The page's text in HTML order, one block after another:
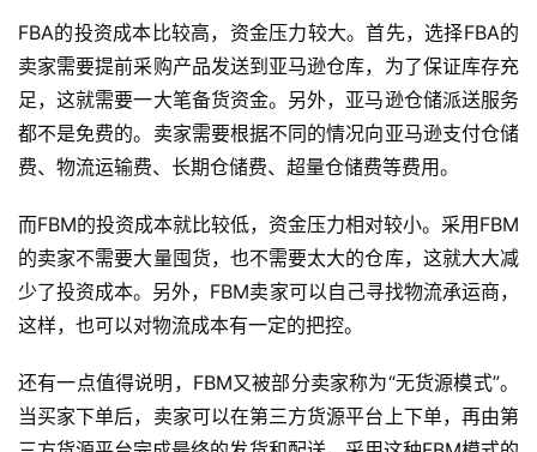
页
全
球
店
FBA的投资成本比较高，资金压力较大。首先，选择FBA的
卖家需要提前采购产品发送到亚马逊仓库，为了保证库存充
足，这就需要一大笔备货资金。另外，亚马逊仓储派送服务
都不是免费的。卖家需要根据不同的情况向亚马逊支付仓储
费、物流运输费、长期仓储费、超量仓储费等费用。
而FBM的投资成本就比较低，资金压力相对较小。采用FBM
的卖家不需要大量囤货，也不需要太大的仓库，这就大大减
少了投资成本。另外，FBM卖家可以自己寻找物流承运商，
这样，也可以对物流成本有一定的把控。
还有一点值得说明，FBM又被部分卖家称为“无货源模式”。
当买家下单后，卖家可以在第三方货源平台上下单，再由第